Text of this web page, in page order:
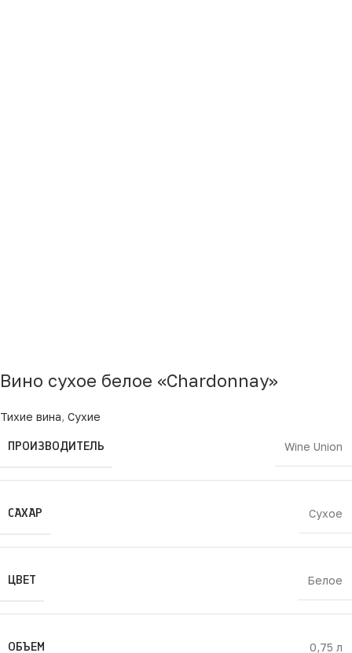
Вино сухое белое «Chardonnay»
Тихие вина, Сухие
ПРОИЗВОДИТЕЛЬ Wine Union
САХАР Сухое
ЦВЕТ Белое
ОБЪЕМ 0,75 л